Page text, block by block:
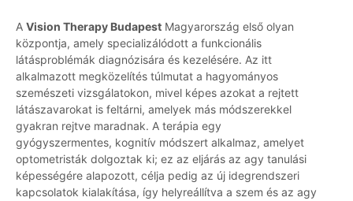
A Vision Therapy Budapest Magyarország első olyan
központja, amely specializálódott a funkcionális
látásproblémák diagnózisára és kezelésére. Az itt
alkalmazott megközelítés túlmutat a hagyományos
szemészeti vizsgálatokon, mivel képes azokat a rejtett
látászavarokat is feltárni, amelyek más módszerekkel
gyakran rejtve maradnak. A terápia egy
gyógyszermentes, kognitív módszert alkalmaz, amelyet
optometristák dolgoztak ki; ez az eljárás az agy tanulási
képességére alapozott, célja pedig az új idegrendszeri
kapcsolatok kialakítása, így helyreállítva a szem és az agy